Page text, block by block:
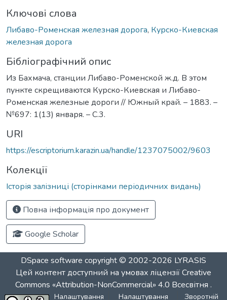
Ключові слова
Либаво-Роменская железная дорога, Курско-Киевская
железная дорога
Бібліографічний опис
Из Бахмача, станции Либаво-Роменской ж.д. В этом
пункте скрещиваются Курско-Киевская и Либаво-
Роменская железные дороги // Южный край. – 1883. –
№697: 1(13) января. – С.3.
URI
https://escriptorium.karazin.ua/handle/1237075002/9603
Колекції
Історія залізниці (сторінками періодичних видань)
Повна інформація про документ
Google Scholar
DSpace software copyright © 2002-2026 LYRASIS
Цей контент доступний на умовах ліцензіїCreative
Commons «Attribution-NonCommercial» 4.0 Всесвітня .
Налаштування Налаштування Зворотній